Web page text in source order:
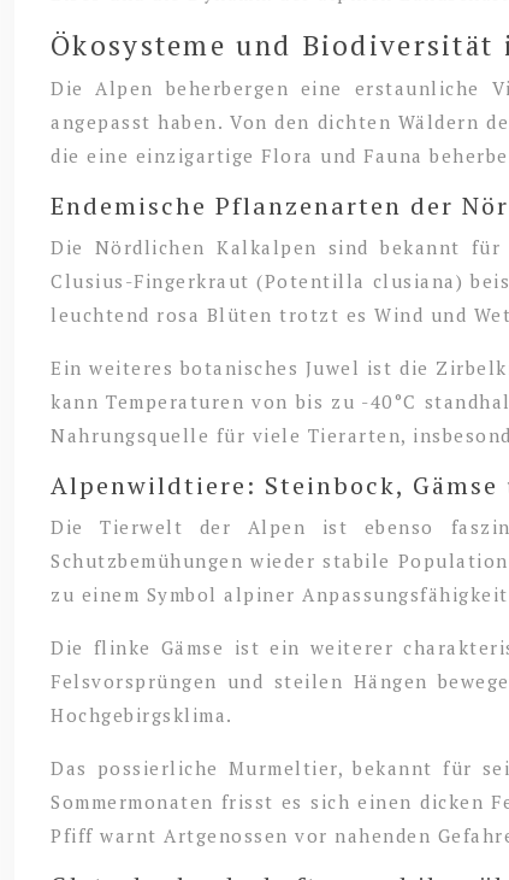
Ökosysteme und
Die Alpen beherbergen eine erstaunliche
angepasst haben. Von den dichten Wäldern
die eine einzigartige Flora und Fauna
Endemische Pflanzenarten der
Die Nördlichen Kalkalpen sind bekannt
Clusius-Fingerkraut (Potentilla clusiana)
leuchtend rosa Blüten trotzt es Wind und
Ein weiteres botanisches Juwel ist die
kann Temperaturen von bis zu -40°C
Nahrungsquelle für viele Tierarten,
Alpenwildtiere: Steinbock,
Die Tierwelt der Alpen ist ebenso
Schutzbemühungen wieder stabile
zu einem Symbol alpiner
Die flinke Gämse ist ein weiterer
Felsvorsprüngen und steilen Hängen
Hochgebirgsklima.
Das possierliche Murmeltier, bekannt für
Sommermonaten frisst es sich einen dicken
Pfiff warnt Artgenossen vor nahenden